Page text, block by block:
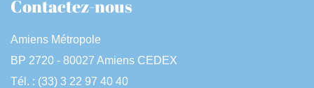
Contactez-nous
Amiens Métropole
BP 2720 - 80027 Amiens CEDEX
Tél. : (33) 3 22 97 40 40